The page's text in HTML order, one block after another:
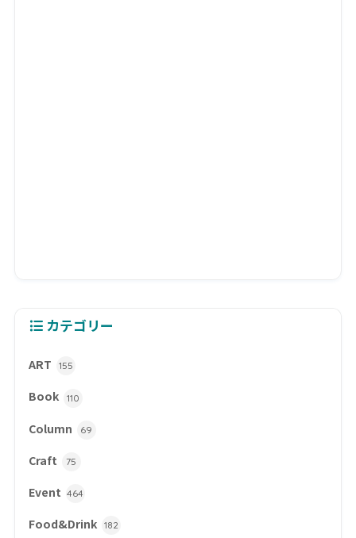
カテゴリー
ART 155
Book 110
Column 69
Craft 75
Event 464
Food&Drink 182